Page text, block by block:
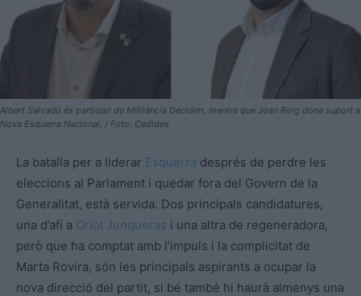
Albert Salvadó és partidari de Militància Decidim, mentre que Joan Roig dona suport a
Nova Esquerra Nacional. / Foto: Cedides
La batalla per a liderar Esquerra després de perdre les
eleccions al Parlament i quedar fora del Govern de la
Generalitat, està servida. Dos principals candidatures,
una d’afí a Oriol Junqueras i una altra de regeneradora,
però que ha comptat amb l’impuls i la complicitat de
Marta Rovira, són les principals aspirants a ocupar la
nova direcció del partit, si bé també hi haurà almenys una